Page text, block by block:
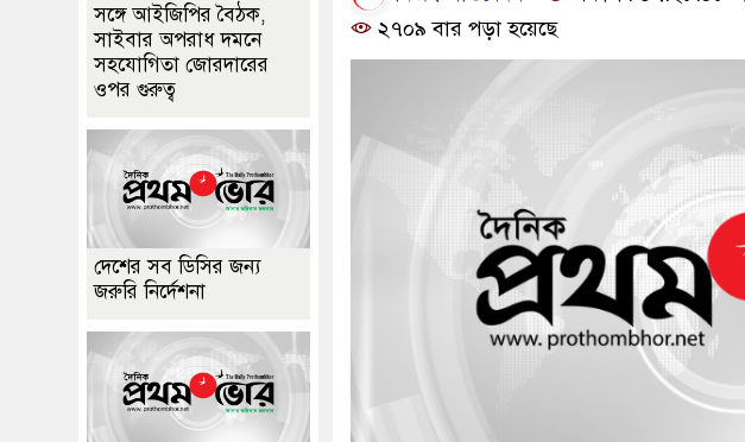
২৭০৯ বার পড়া হয়েছে
সঙ্গে আইজিপির বৈঠক,
সাইবার অপরাধ দমনে
সহযোগিতা জোরদারের
ওপর গুরুত্ব
দেশের সব ডিসির জন্য
জরুরি নির্দেশনা